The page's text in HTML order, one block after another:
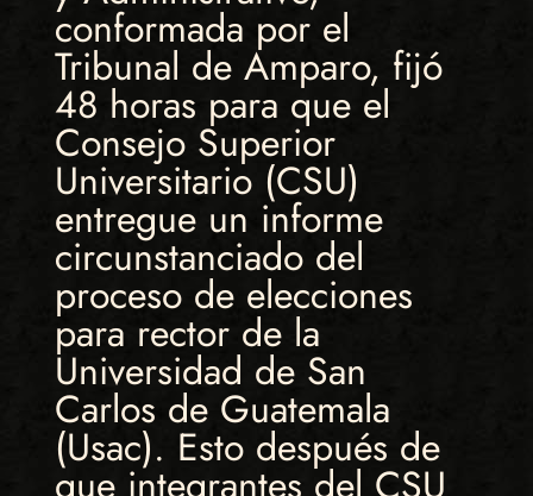
conformada por el
Tribunal de Amparo, fijó
48 horas para que el
Consejo Superior
Universitario (CSU)
entregue un informe
circunstanciado del
proceso de elecciones
para rector de la
Universidad de San
Carlos de Guatemala
(Usac). Esto después de